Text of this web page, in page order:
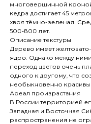
многовершинной
кедра достигает 45
хвоя тёмно-зеленая.
500-800 лет.
Описание текстуры
Дерево имеет
ядро. Однако между
переход цветов очень
одного к другому, что
необыкновенно
Ареал произрастания
В России территорией
Западная и Восточная
распространения не